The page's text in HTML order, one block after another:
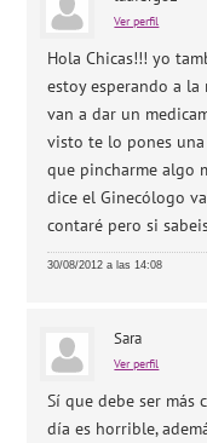
Ver perfil
Hola Chicas!!! yo
estoy esperando a
van a dar un
visto te lo pones
que pincharme algo
dice el Ginecólogo
contaré pero si
30/08/2012 a las 14:08
Sara
Ver perfil
Sí que debe ser más
día es horrible,